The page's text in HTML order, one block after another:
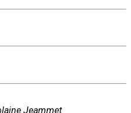
Jeammet